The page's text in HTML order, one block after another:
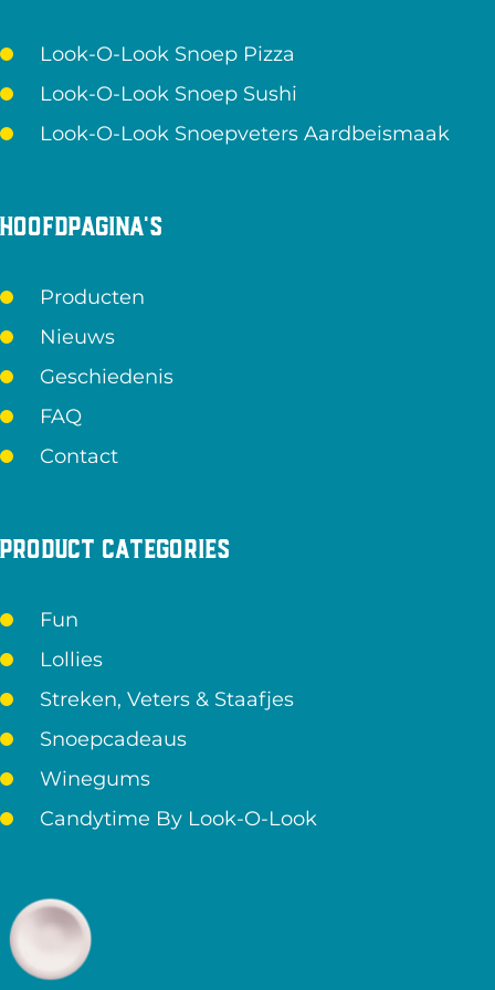
Look-O-Look Snoep Pizza
Look-O-Look Snoep Sushi
Look-O-Look Snoepveters Aardbeismaak
Hoofdpagina's
Producten
Nieuws
Geschiedenis
FAQ
Contact
Product categories
Fun
Lollies
Streken, Veters & Staafjes
Snoepcadeaus
Winegums
Candytime By Look-O-Look